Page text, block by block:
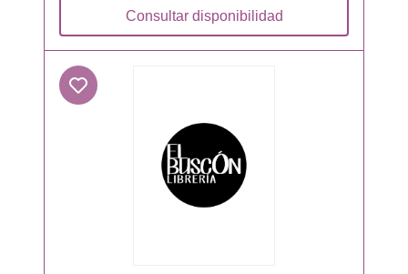
Consultar disponibilidad